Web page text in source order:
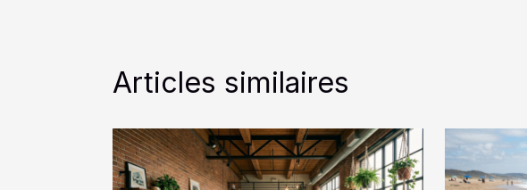
Articles similaires